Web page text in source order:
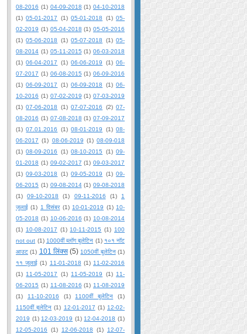
08-2016 (1) 04-09-2018 (1) 04-10-2018
(1) 05-01-2017 (1) 05-01-2018 (1) 05-
02-2019 (1) 05-04-2018 (1) 05-05-2016
(1) 05-06-2018 (1) 05-07-2018 (1) 05-
08-2014 (1) 05-11-2015 (1) 06-03-2018
(1) 06-04-2017 (1) 06-06-2019 (1) 06-
07-2017 (1) 06-08-2015 (1) 06-09-2016
(1) 06-09-2017 (1) 06-09-2018 (1) 06-
10-2016 (1) 07-02-2019 (1) 07-03-2019
(1) 07-06-2018 (1) 07-07-2016 (2) 07-
08-2016 (1) 07-08-2018 (1) 07-09-2017
(1) 07.01.2016 (1) 08-01-2019 (1) 08-
06-2017 (1) 08-06-2019 (1) 08-09-018
(1) 08-09-2016 (1) 08-10-2015 (1) 09-
01-2018 (1) 09-02-2017 (1) 09-03-2017
(1) 09-03-2018 (1) 09-05-2019 (1) 09-
06-2015 (1) 09-08-2014 (1) 09-08-2018
(1)
09-10-2018 (1) 09-11-2016 (1)
1
जुलाई (1) 1 दिसंबर (1) 10-01-2019 (1) 10-
05-2018 (1) 10-06-2016 (1) 10-08-2014
(1) 10-08-2017 (1) 10-11-2015 (1) 100
not out (1) 1000वीं ब्लॉग बुलेटिन (1) १०१ नॉट
आउट (1) 101 लिंक्स (5) 1050वीं बुलेटिन (1)
११ जुलाई (1) 11-01-2018 (1) 11-02-2016
(1) 11-05-2017 (1) 11-05-2019 (1) 11-
06-2015 (1) 11-08-2016 (1) 11-08-2019
(1)
11-10-2016 (1) 1100वीं बुलेटिन
(1)
1150वीं बुलेटिन (1) 12-01-2017 (1) 12-02-
2019 (1) 12-03-2019 (1) 12-04-2018 (1)
12-05-2016
(1) 12-06-2018 (1) 12-07-